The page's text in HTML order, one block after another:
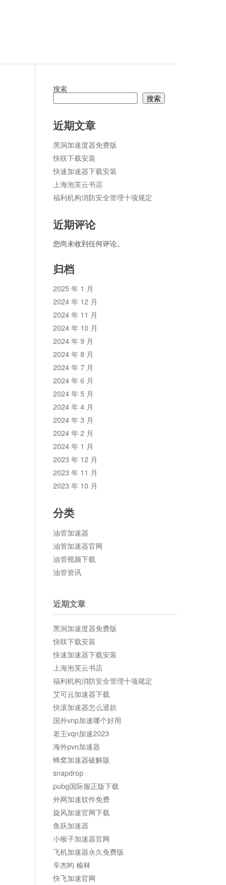
搜索
搜索
近期文章
黑洞加速度器免费版
快联下载安装
快速加速器下载安装
上海泡芙云书店
福利机构消防安全管理十项规定
近期评论
您尚未收到任何评论。
归档
2025 年 1 月
2024 年 12 月
2024 年 11 月
2024 年 10 月
2024 年 9 月
2024 年 8 月
2024 年 7 月
2024 年 6 月
2024 年 5 月
2024 年 4 月
2024 年 3 月
2024 年 2 月
2024 年 1 月
2023 年 12 月
2023 年 11 月
2023 年 10 月
分类
油管加速器
油管加速器官网
油管视频下载
油管资讯
近期文章
黑洞加速度器免费版
快联下载安装
快速加速器下载安装
上海泡芙云书店
福利机构消防安全管理十项规定
艾可云加速器下载
快滚加速器怎么退款
国外vnp加速哪个好用
老王vqn加速2023
海外pvn加速器
蜂窝加速器破解版
snapdrop
pubg国际服正版下载
外网加速软件免费
旋风加速官网下载
鱼跃加速器
小猴子加速器官网
飞机加速器永久免费版
辛杰昀 榆林
快飞加速官网